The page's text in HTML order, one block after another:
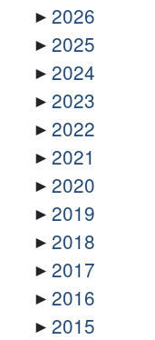
2026
2025
2024
2023
2022
2021
2020
2019
2018
2017
2016
2015